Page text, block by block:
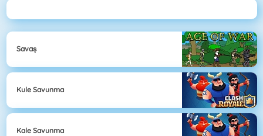
Savaş
Kule Savunma
Kale Savunma